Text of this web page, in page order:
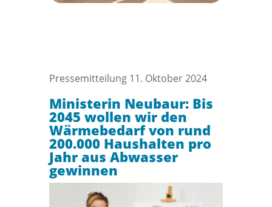
Pressemitteilung 11. Oktober 2024
Ministerin Neubaur: Bis
2045 wollen wir den
Wärmebedarf von rund
200.000 Haushalten pro
Jahr aus Abwasser
gewinnen